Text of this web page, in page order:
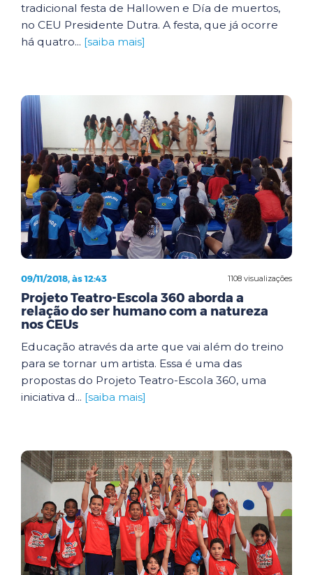
tradicional festa de Hallowen e Día de muertos,
no CEU Presidente Dutra. A festa, que já ocorre
há quatro... [saiba mais]
1108 visualizações
09/11/2018, às 12:43
Projeto Teatro-Escola 360 aborda a
relação do ser humano com a natureza
nos CEUs
Educação através da arte que vai além do treino
para se tornar um artista. Essa é uma das
propostas do Projeto Teatro-Escola 360, uma
iniciativa d... [saiba mais]